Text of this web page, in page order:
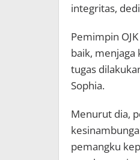
integritas,
Pemimpin
baik, menjaga
tugas
Sophia.
Menurut dia,
pemangku